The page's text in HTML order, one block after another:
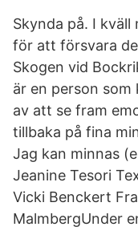
Skynda på. I
för att försvara
Skogen vid
är en person
av att se fram
tillbaka på fina
Jag kan minnas
Jeanine Tesori
Vicki Benckert
MalmbergUnder